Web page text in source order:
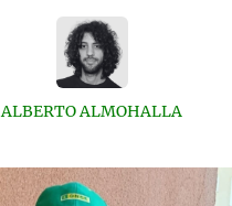
ALBERTO ALMOHALLA